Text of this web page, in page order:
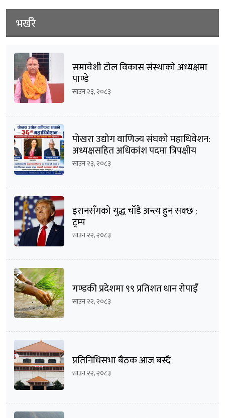
भर्खरै
समावेशी टोल विकास संस्थाको अध्यक्षमा
पाण्डे
साउन २३, २०८३
पोखरा उद्योग वाणिज्य संघको महाधिवेशन:
अध्यक्षसहित अधिकांश पदमा त्रिपक्षीय
भिडन्तको सम्भावना
साउन २३, २०८३
इरानसँगको युद्ध चाँडै अन्त्य हुन सक्छ :
ट्रम्प
साउन २२, २०८३
गण्डकी प्रदेशमा ९९ प्रतिशत धान रोपाइँ
साउन २२, २०८३
प्रतिनिधिसभा बैठक आज बस्दै
साउन २२, २०८३